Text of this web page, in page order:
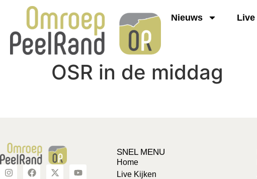
Nieuws Live
OSR in de middag
SNEL MENU
Home
Live Kijken